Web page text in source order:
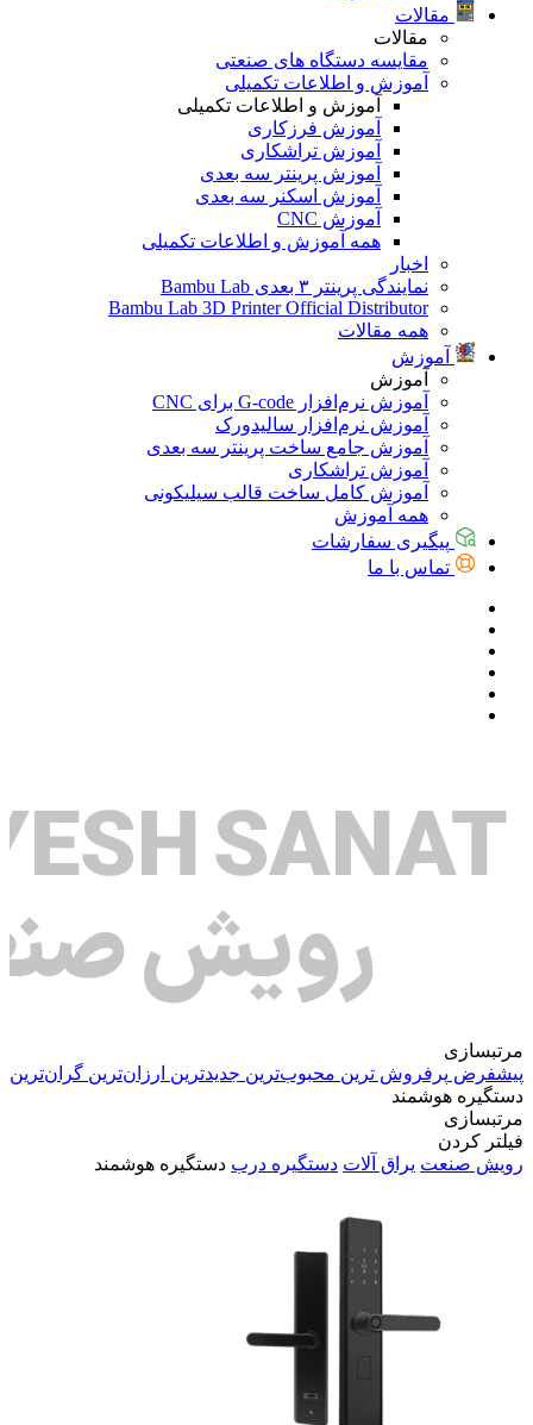
مقالات
مقالات
مقایسه دستگاه های صنعتی
آموزش و اطلاعات تکمیلی
آموزش و اطلاعات تکمیلی
آموزش فرزکاری
آموزش تراشکاری
آموزش پرینتر سه بعدی
آموزش اسکنر سه بعدی
آموزش CNC
همه آموزش و اطلاعات تکمیلی
اخبار
نمایندگی پرینتر ۳ بعدی Bambu Lab
Bambu Lab 3D Printer Official Distributor
همه مقالات
آموزش
آموزش
آموزش نرم‌افزار G-code برای CNC
آموزش نرم‌افزار سالیدورک
آموزش جامع ساخت پرینتر سه بعدی
آموزش تراشکاری
آموزش کامل ساخت قالب سیلیکونی
همه آموزش
پیگیری سفارشات
تماس با ما
مرتبسازی
پیشفرض پرفروش ترین محبوب‌ترین جدیدترین ارزان‌ترین گران‌ترین
دستگیره هوشمند
مرتبسازی
فیلتر کردن
رویش صنعت یراق آلات دستگیره درب دستگیره هوشمند